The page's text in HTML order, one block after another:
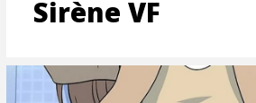
Sirène VF